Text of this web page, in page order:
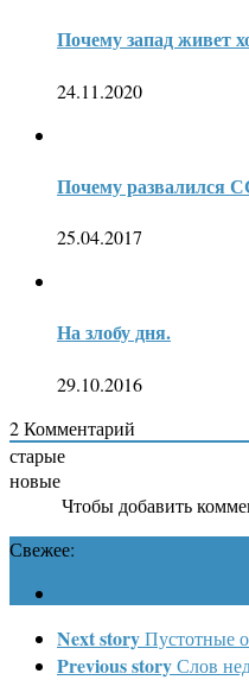
Почему запад живет
24.11.2020
Почему развалился
25.04.2017
На злобу дня.
29.10.2016
2Комментарий
старые
новые
Чтобы добавить
Свежее:
Next storyПустотные
Previous storyСлов